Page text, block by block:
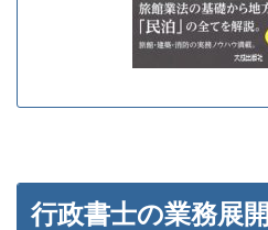
行政書士の業務展開